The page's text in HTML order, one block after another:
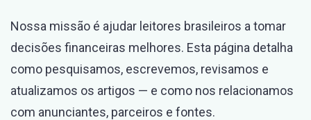
Nossa missão é ajudar leitores brasileiros a tomar
decisões financeiras melhores. Esta página detalha
como pesquisamos, escrevemos, revisamos e
atualizamos os artigos — e como nos relacionamos
com anunciantes, parceiros e fontes.